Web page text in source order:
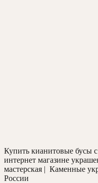
Купить кианитовые бусы
интернет магазине
мастерская | Каменные
России